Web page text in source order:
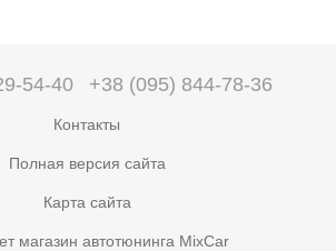
54-40 +38 (095) 844-78-36
Контакты
Полная версия сайта
Карта сайта
магазин автотюнинга MixCar